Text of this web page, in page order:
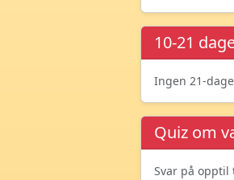
10-21
Ingen 21-
Quiz om
Svar på opptil